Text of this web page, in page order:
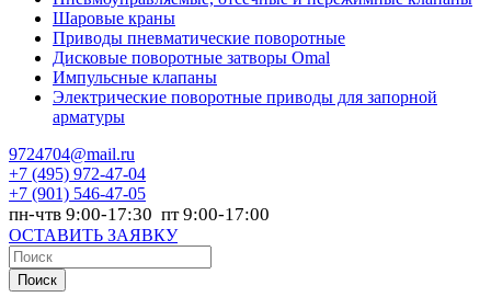
Шаровые краны
Приводы пневматические поворотные
Дисковые поворотные затворы Omal
Импульсные клапаны
Электрические поворотные приводы для запорной
арматуры
9724704@mail.ru
+7 (495) 972-47-04
+7 (901) 546-47-05
пн-чтв 9:00-17:30 пт 9:00-17:00
ОСТАВИТЬ ЗАЯВКУ
Поиск